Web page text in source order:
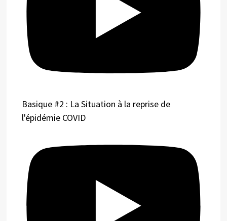
Basique #2 : La Situation à la reprise de
l'épidémie COVID